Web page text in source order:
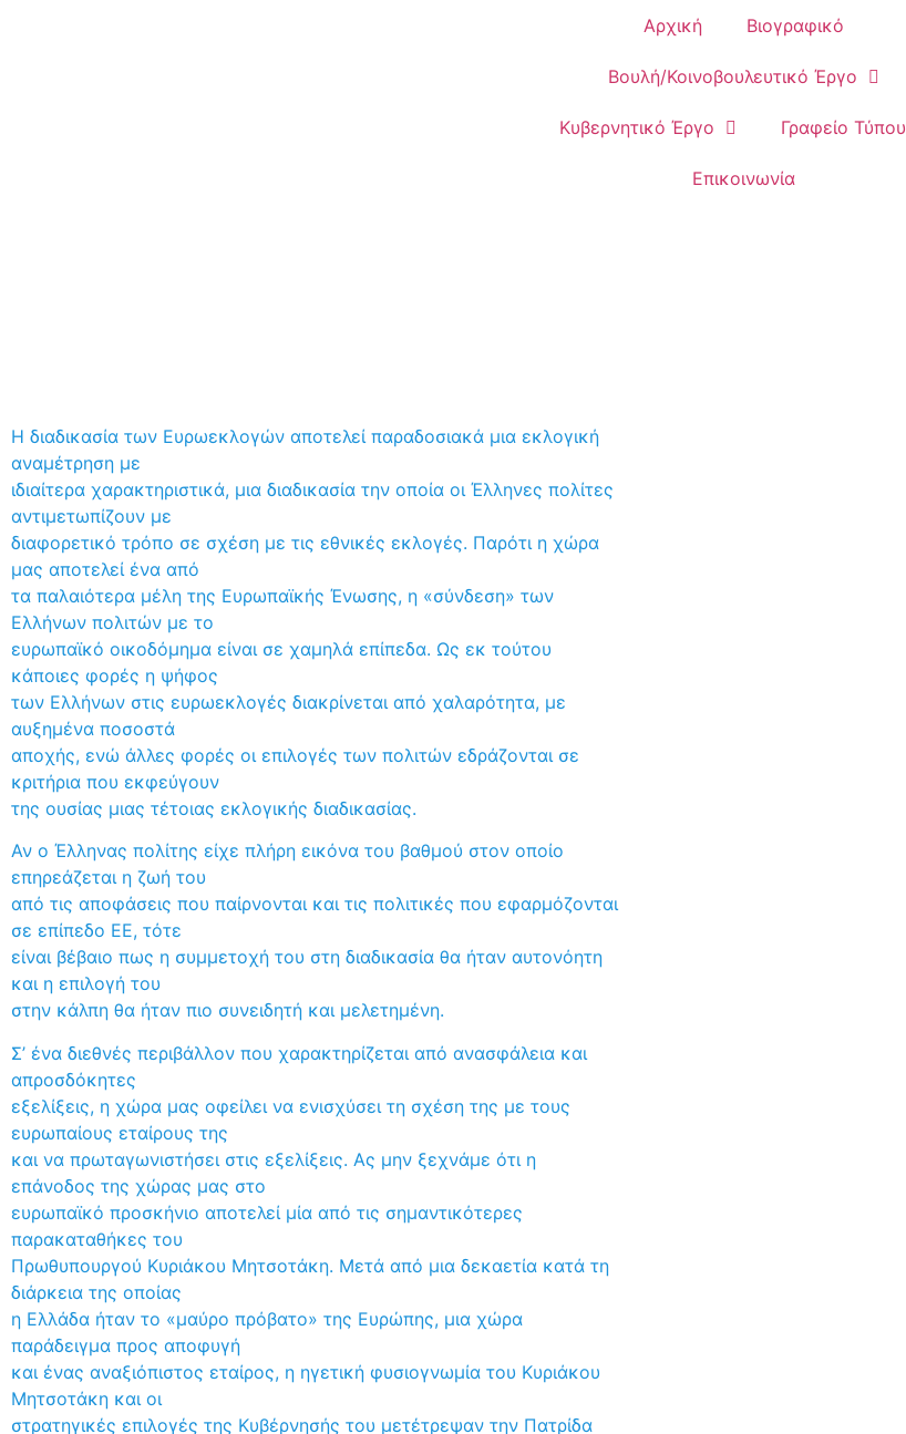
Αρχική Βιογραφικό
Βουλή/Κοινοβουλευτικό Έργο
Κυβερνητικό Έργο Γραφείο Τύπου
Επικοινωνία
Η διαδικασία των Ευρωεκλογών αποτελεί παραδοσιακά μια εκλογική
αναμέτρηση με
ιδιαίτερα χαρακτηριστικά, μια διαδικασία την οποία οι Έλληνες πολίτες
αντιμετωπίζουν με
διαφορετικό τρόπο σε σχέση με τις εθνικές εκλογές. Παρότι η χώρα
μας αποτελεί ένα από
τα παλαιότερα μέλη της Ευρωπαϊκής Ένωσης, η «σύνδεση» των
Ελλήνων πολιτών με το
ευρωπαϊκό οικοδόμημα είναι σε χαμηλά επίπεδα. Ως εκ τούτου
κάποιες φορές η ψήφος
των Ελλήνων στις ευρωεκλογές διακρίνεται από χαλαρότητα, με
αυξημένα ποσοστά
αποχής, ενώ άλλες φορές οι επιλογές των πολιτών εδράζονται σε
κριτήρια που εκφεύγουν
της ουσίας μιας τέτοιας εκλογικής διαδικασίας.
Αν ο Έλληνας πολίτης είχε πλήρη εικόνα του βαθμού στον οποίο
επηρεάζεται η ζωή του
από τις αποφάσεις που παίρνονται και τις πολιτικές που εφαρμόζονται
σε επίπεδο ΕΕ, τότε
είναι βέβαιο πως η συμμετοχή του στη διαδικασία θα ήταν αυτονόητη
και η επιλογή του
στην κάλπη θα ήταν πιο συνειδητή και μελετημένη.
Σ’ ένα διεθνές περιβάλλον που χαρακτηρίζεται από ανασφάλεια και
απροσδόκητες
εξελίξεις, η χώρα μας οφείλει να ενισχύσει τη σχέση της με τους
ευρωπαίους εταίρους της
και να πρωταγωνιστήσει στις εξελίξεις. Ας μην ξεχνάμε ότι η
επάνοδος της χώρας μας στο
ευρωπαϊκό προσκήνιο αποτελεί μία από τις σημαντικότερες
παρακαταθήκες του
Πρωθυπουργού Κυριάκου Μητσοτάκη. Μετά από μια δεκαετία κατά τη
διάρκεια της οποίας
η Ελλάδα ήταν το «μαύρο πρόβατο» της Ευρώπης, μια χώρα
παράδειγμα προς αποφυγή
και ένας αναξιόπιστος εταίρος, η ηγετική φυσιογνωμία του Κυριάκου
Μητσοτάκη και οι
στρατηγικές επιλογές της Κυβέρνησής του μετέτρεψαν την Πατρίδα